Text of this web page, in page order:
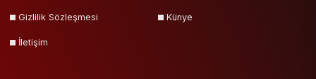
Gizlilik Sözleşmesi Künye
İletişim